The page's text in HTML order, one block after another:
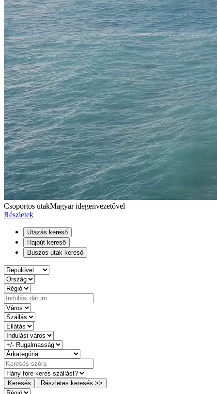
Csoportos utakMagyar idegenvezetővel
Részletek
Utazás kereső
Hajóút kereső
Buszos utak kereső
Keresés Részletes keresés >>